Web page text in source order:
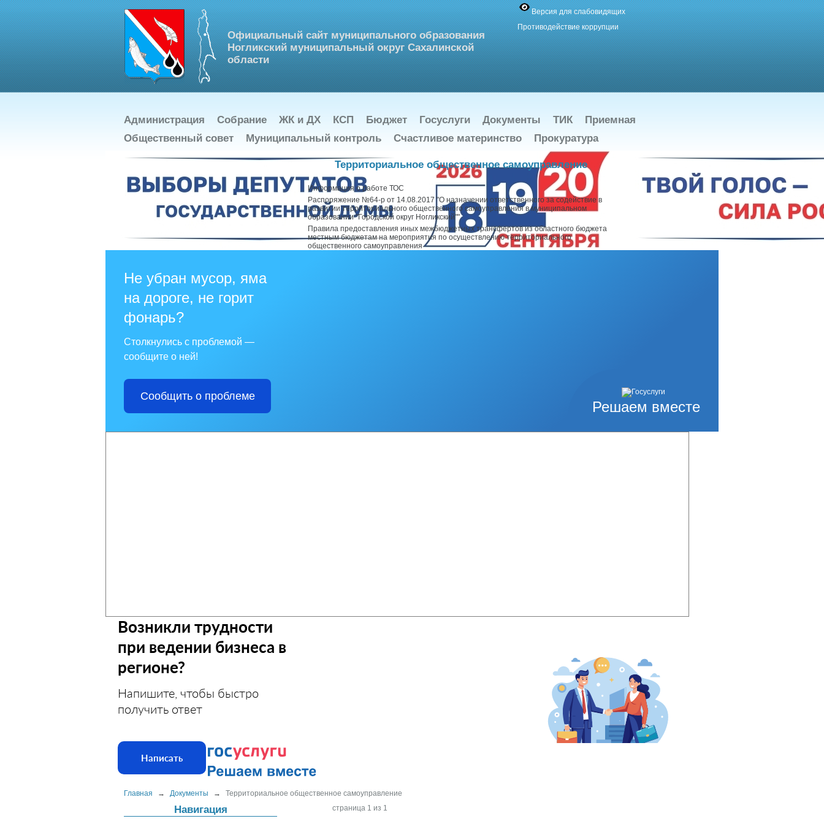
Официальный сайт муниципального образования
Ногликский муниципальный округ Сахалинской
области
Версия для слабовидящих
Противодействие коррупции
Администрация Собрание ЖК и ДХ КСП Бюджет Госуслуги Документы ТИК
Приемная
Общественный совет
Муниципальный контроль Счастливое материнство Прокуратура
Решаем вместе
Не убран мусор, яма
на дороге, не горит
фонарь?
Столкнулись с проблемой —
сообщите о ней!
Сообщить о проблеме
Возникли трудности
при ведении бизнеса в
регионе?
Напишите, чтобы быстро
получить ответ
Написать
Главная → Документы → Территориальное общественное самоуправление
Навигация
Территориальное общественное самоуправление
Информация о работе ТОС
Распоряжение №64-р от 14.08.2017 "О назначении ответственного за содействие в
развитии территориального общественного самоуправления в муниципальном
образовании "Городской округ Ногликский""
Правила предоставления иных межбюджетных трансфертов из областного бюджета
местным бюджетам на мероприятия по осуществлению территориального
общественного самоуправления
страница 1 из 1